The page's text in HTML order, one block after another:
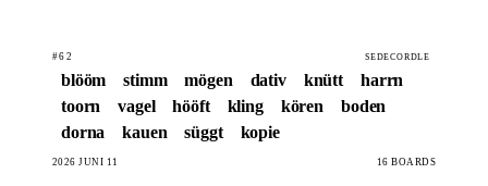
#62 SEDECORDLE
blööm stimm mögen dativ knütt
harrn
toorn
vagel hööft kling kören
boden
dorna
kauen süggt kopie
2026 JUNI 11 16 BOARDS